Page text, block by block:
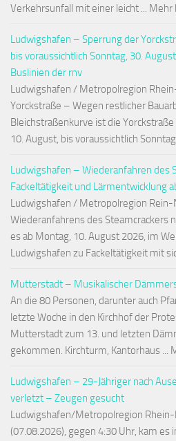
Verkehrsunfall mit einer leicht ... Mehr
Ludwigshafen – Sperrung der
bis voraussichtlich Sonntag, 30.
Buslinien der rnv
Ludwigshafen / Metropolregion
Yorckstraße – Wegen restlicher
Bleichstraßenkurve ist die
10. August, bis voraussichtlich
Ludwigshafen – Wiederanfahren des
Fackeltätigkeit und Lärmentwicklung
Ludwigshafen / Metropolregion Rein-
Wiederanfahrens des Steamcrackers
es ab Montag, 10. August 2026, im
Ludwigshafen zu Fackeltätigkeit mit
Mutterstadt – Musikalischer
An die 80 Personen, darunter auch
letzte Woche in den Kirchhof der
Mutterstadt zum 13. und letzten
gekommen. Kirchturm, Kantorhaus ...
Ludwigshafen – 29-Jähriger nach
verletzt – Zeugen gesucht
Ludwigshafen/Metropolregion
(07.08.2026), gegen 4:30 Uhr, kam es